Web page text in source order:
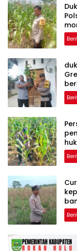
Dukung